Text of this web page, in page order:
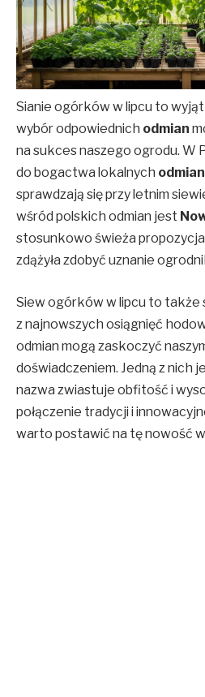
Sianie ogórków w lipcu to
wybór odpowiednich odmian
na sukces naszego ogrodu. W
do bogactwa lokalnych odmian
sprawdzają się przy letnim
wśród polskich odmian jest
stosunkowo świeża propozycja
zdążyła zdobyć uznanie
Siew ogórków w lipcu to także
z najnowszych osiągnięć
odmian mogą zaskoczyć
doświadczeniem. Jedną z nich
nazwa zwiastuje obfitość i
połączenie tradycji i
warto postawić na tę nowość